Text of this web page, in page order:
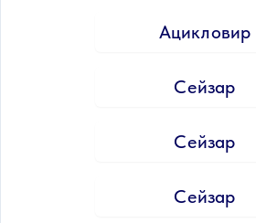
Ацикловир
Сейзар
Сейзар
Сейзар